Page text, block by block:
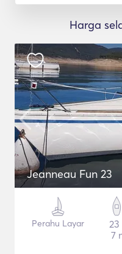
Harga
Jeanneau Fun 23
Perahu Layar
7